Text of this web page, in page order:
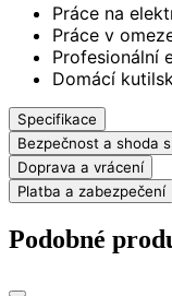
Práce na
Práce v
Profesionální
Domácí
Specifikace
Bezpečnost a shoda
Doprava a vrácení
Platba a zabezpečení
Podobné